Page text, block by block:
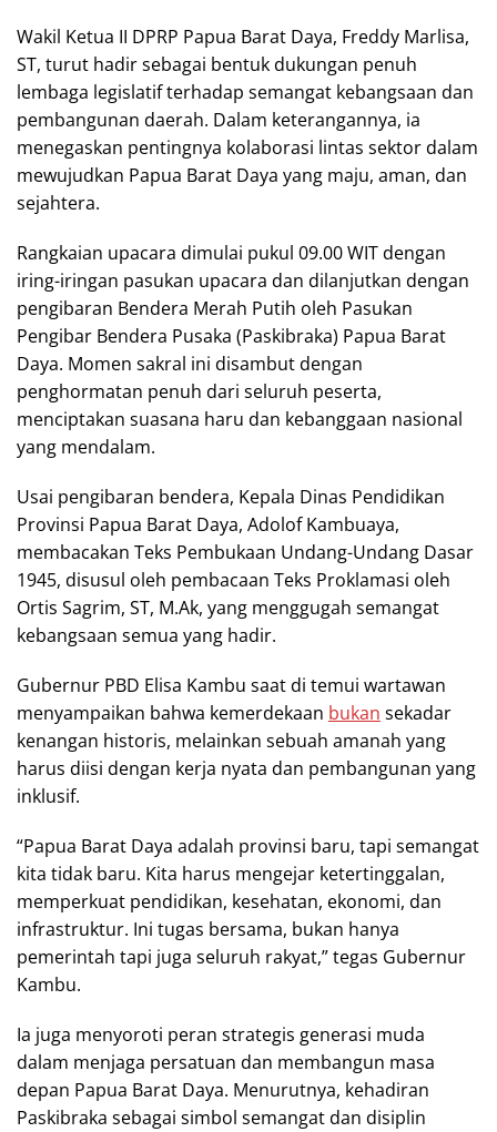
Wakil Ketua II DPRP Papua Barat Daya, Freddy Marlisa,
ST, turut hadir sebagai bentuk dukungan penuh
lembaga legislatif terhadap semangat kebangsaan dan
pembangunan daerah. Dalam keterangannya, ia
menegaskan pentingnya kolaborasi lintas sektor dalam
mewujudkan Papua Barat Daya yang maju, aman, dan
sejahtera.
Rangkaian upacara dimulai pukul 09.00 WIT dengan
iring-iringan pasukan upacara dan dilanjutkan dengan
pengibaran Bendera Merah Putih oleh Pasukan
Pengibar Bendera Pusaka (Paskibraka) Papua Barat
Daya. Momen sakral ini disambut dengan
penghormatan penuh dari seluruh peserta,
menciptakan suasana haru dan kebanggaan nasional
yang mendalam.
Usai pengibaran bendera, Kepala Dinas Pendidikan
Provinsi Papua Barat Daya, Adolof Kambuaya,
membacakan Teks Pembukaan Undang-Undang Dasar
1945, disusul oleh pembacaan Teks Proklamasi oleh
Ortis Sagrim, ST, M.Ak, yang menggugah semangat
kebangsaan semua yang hadir.
Gubernur PBD Elisa Kambu saat di temui wartawan
menyampaikan bahwa kemerdekaan bukan sekadar
kenangan historis, melainkan sebuah amanah yang
harus diisi dengan kerja nyata dan pembangunan yang
inklusif.
“Papua Barat Daya adalah provinsi baru, tapi semangat
kita tidak baru. Kita harus mengejar ketertinggalan,
memperkuat pendidikan, kesehatan, ekonomi, dan
infrastruktur. Ini tugas bersama, bukan hanya
pemerintah tapi juga seluruh rakyat,” tegas Gubernur
Kambu.
Ia juga menyoroti peran strategis generasi muda
dalam menjaga persatuan dan membangun masa
depan Papua Barat Daya. Menurutnya, kehadiran
Paskibraka sebagai simbol semangat dan disiplin